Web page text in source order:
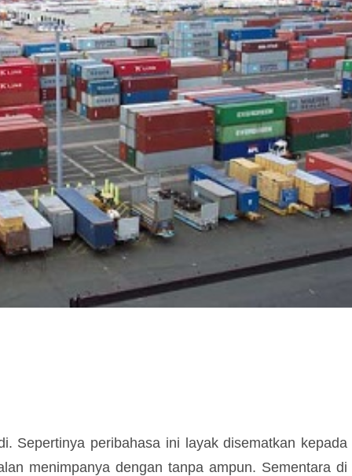
Sepertinya peribahasa ini layak disematkan kepada
menimpanya dengan tanpa ampun. Sementara di